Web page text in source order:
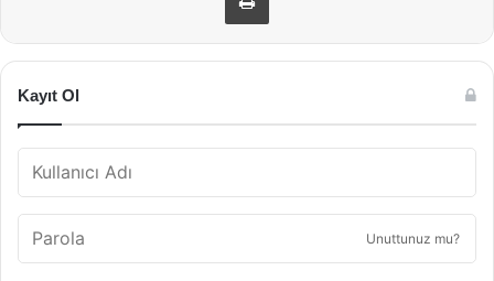
Kayıt Ol
Unuttunuz mu?